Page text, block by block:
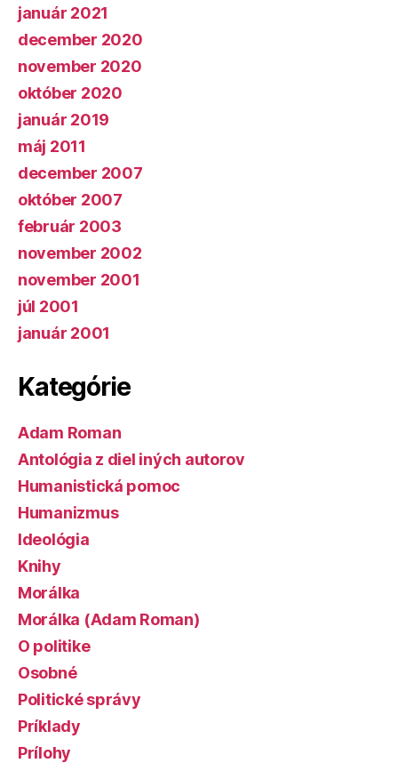
január 2021
december 2020
november 2020
október 2020
január 2019
máj 2011
december 2007
október 2007
február 2003
november 2002
november 2001
júl 2001
január 2001
Kategórie
Adam Roman
Antológia z diel iných autorov
Humanistická pomoc
Humanizmus
Ideológia
Knihy
Morálka
Morálka (Adam Roman)
O politike
Osobné
Politické správy
Príklady
Prílohy